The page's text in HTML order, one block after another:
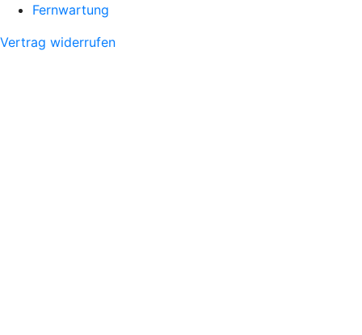
Fernwartung
Vertrag widerrufen